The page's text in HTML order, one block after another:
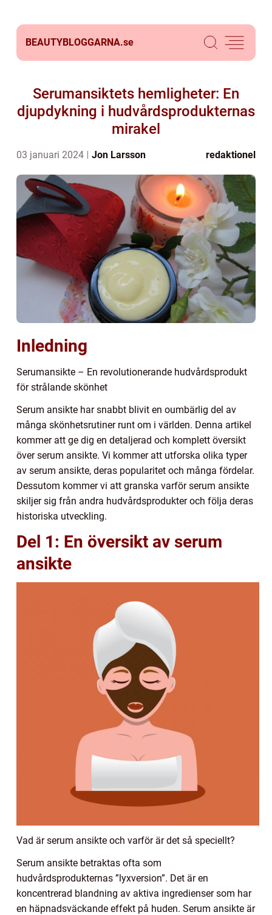
BEAUTYBLOGGARNA.se
Serumansiktets hemligheter: En
djupdykning i hudvårdsprodukternas
mirakel
03 januari 2024 Jon Larsson redaktionel
Inledning
Serumansikte – En revolutionerande hudvårdsprodukt
för strålande skönhet
Serum ansikte har snabbt blivit en oumbärlig del av
många skönhetsrutiner runt om i världen. Denna artikel
kommer att ge dig en detaljerad och komplett översikt
över serum ansikte. Vi kommer att utforska olika typer
av serum ansikte, deras popularitet och många fördelar.
Dessutom kommer vi att granska varför serum ansikte
skiljer sig från andra hudvårdsprodukter och följa deras
historiska utveckling.
Del 1: En översikt av serum
ansikte
Vad är serum ansikte och varför är det så speciellt?
Serum ansikte betraktas ofta som
hudvårdsprodukternas ”lyxversion”. Det är en
koncentrerad blandning av aktiva ingredienser som har
en häpnadsväckande effekt på huden. Serum ansikte är